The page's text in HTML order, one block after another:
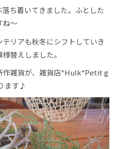
ち着いてきました。ふとした
ね～
リアも秋冬にシフトしていき
替えしました。
作雑貨が、雑貨店*Hulk*Petit g
ます♪